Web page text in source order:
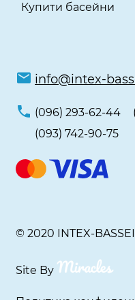
Купити басейни
info@intex-
(096) 293-62-44
(093) 742-90-75
© 2020 INTEX-
Site By